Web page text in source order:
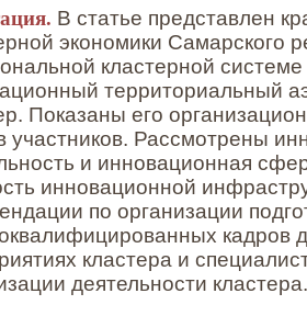
В статье представлен
экономики Самарского
кластерной
территориальный
Показаны его
участников. Рассмотрены
и инновационная
инновационной
по организации
кадров
кластера и
деятельности кластера.